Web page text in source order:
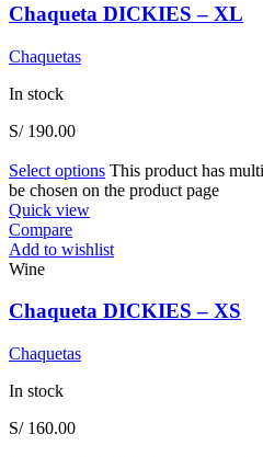
Chaqueta DICKIES – XL
Chaquetas
In stock
S/190.00
Select options This product has
be chosen on the product page
Quick view
Compare
Add to wishlist
Wine
Chaqueta DICKIES – XS
Chaquetas
In stock
S/160.00